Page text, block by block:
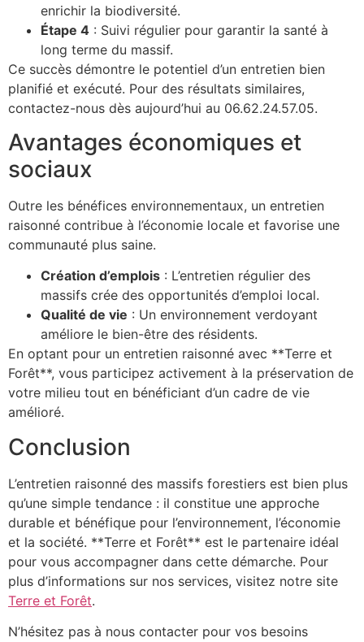
enrichir la biodiversité.
Étape 4 : Suivi régulier pour garantir la santé à
long terme du massif.
Ce succès démontre le potentiel d’un entretien bien
planifié et exécuté. Pour des résultats similaires,
contactez-nous dès aujourd’hui au 06.62.24.57.05.
Avantages économiques et
sociaux
Outre les bénéfices environnementaux, un entretien
raisonné contribue à l’économie locale et favorise une
communauté plus saine.
Création d’emplois : L’entretien régulier des
massifs crée des opportunités d’emploi local.
Qualité de vie : Un environnement verdoyant
améliore le bien-être des résidents.
En optant pour un entretien raisonné avec **Terre et
Forêt**, vous participez activement à la préservation de
votre milieu tout en bénéficiant d’un cadre de vie
amélioré.
Conclusion
L’entretien raisonné des massifs forestiers est bien plus
qu’une simple tendance : il constitue une approche
durable et bénéfique pour l’environnement, l’économie
et la société. **Terre et Forêt** est le partenaire idéal
pour vous accompagner dans cette démarche. Pour
plus d’informations sur nos services, visitez notre site
Terre et Forêt.
N’hésitez pas à nous contacter pour vos besoins